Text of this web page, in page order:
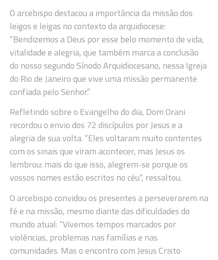
O arcebispo destacou a importância da missão dos
leigos e leigas no contexto da arquidiocese:
“Bendizemos a Deus por esse belo momento de vida,
vitalidade e alegria, que também marca a conclusão
do nosso segundo Sínodo Arquidiocesano, nessa Igreja
do Rio de Janeiro que vive uma missão permanente
confiada pelo Senhor.”
Refletindo sobre o Evangelho do dia, Dom Orani
recordou o envio dos 72 discípulos por Jesus e a
alegria de sua volta. “Eles voltaram muito contentes
com os sinais que viram acontecer, mas Jesus os
lembrou: mais do que isso, alegrem-se porque os
vossos nomes estão escritos no céu”, ressaltou.
O arcebispo convidou os presentes a perseverarem na
fé e na missão, mesmo diante das dificuldades do
mundo atual: “Vivemos tempos marcados por
violências, problemas nas famílias e nas
comunidades. Mas o encontro com Jesus Cristo